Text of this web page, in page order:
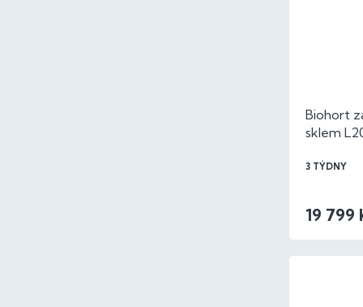
Biohort
sklem
3 TÝDNY
19 799